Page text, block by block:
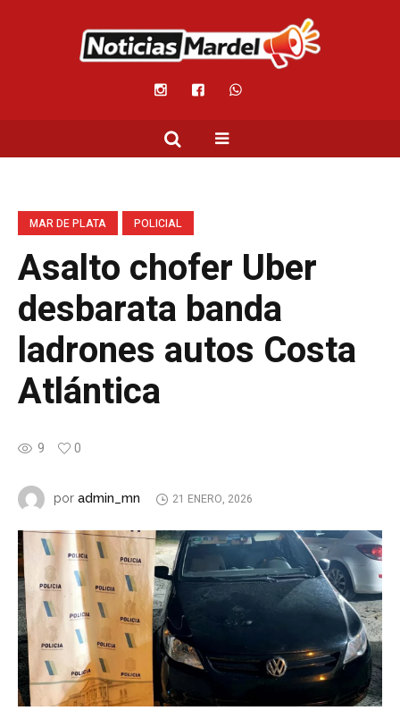
MAR DE PLATA POLICIAL
Asalto chofer Uber
desbarata banda
ladrones autos Costa
Atlántica
9 0
por admin_mn 21 ENERO, 2026